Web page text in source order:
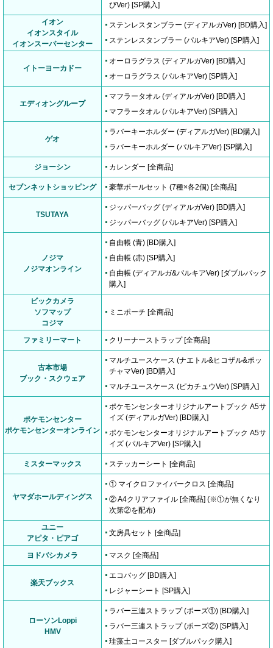
びVer) [SP購入]
イオン
イオンスタイル
イオンスーパーセンター
ステンレスタンブラー (ディアルガVer) [BD購入]
ステンレスタンブラー (パルキアVer) [SP購入]
イトーヨーカドー
オーロラグラス (ディアルガVer) [BD購入]
オーロラグラス (パルキアVer) [SP購入]
エディオングループ
マフラータオル (ディアルガVer) [BD購入]
マフラータオル (パルキアVer) [SP購入]
ゲオ
ラバーキーホルダー (ディアルガVer) [BD購入]
ラバーキーホルダー (パルキアVer) [SP購入]
ジョーシン カレンダー [全商品]
セブンネットショッピング 豪華ボールセット (7種×各2個) [全商品]
TSUTAYA
ジッパーバッグ (ディアルガVer) [BD購入]
ジッパーバッグ (パルキアVer) [SP購入]
ノジマ
ノジマオンライン
自由帳 (青) [BD購入]
自由帳 (赤) [SP購入]
自由帳 (ディアルガ&パルキアVer) [ダブルパック
購入]
ビックカメラ
ソフマップ
コジマ
ミニポーチ [全商品]
ファミリーマート クリーナーストラップ [全商品]
古本市場
ブック・スクウェア
マルチユースケース (ナエトル&ヒコザル&ポッ
チャマVer) [BD購入]
マルチユースケース (ピカチュウVer) [SP購入]
ポケモンセンター
ポケモンセンターオンライン
ポケモンセンターオリジナルアートブック A5サ
イズ (ディアルガVer) [BD購入]
ポケモンセンターオリジナルアートブック A5サ
イズ (パルキアVer) [SP購入]
ミスターマックス ステッカーシート [全商品]
ヤマダホールディングス
① マイクロファイバークロス [全商品]
② A4クリアファイル [全商品] (※①が無くなり
次第②を配布)
ユニー
アピタ・ピアゴ
文房具セット [全商品]
ヨドバシカメラ マスク [全商品]
楽天ブックス
エコバッグ [BD購入]
レジャーシート [SP購入]
ローソンLoppi
HMV
ラバー三連ストラップ (ポーズ①) [BD購入]
ラバー三連ストラップ (ポーズ②) [SP購入]
珪藻土コースター [ダブルパック購入]